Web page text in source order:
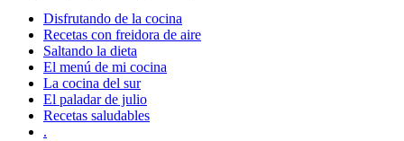
Disfrutando de la cocina
Recetas con freidora de aire
Saltando la dieta
El menú de mi cocina
La cocina del sur
El paladar de julio
Recetas saludables
.